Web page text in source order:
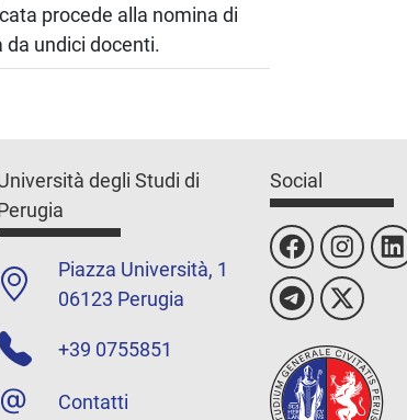
procede alla nomina di
undici docenti.
degli Studi di
Piazza Università, 1
06123 Perugia
+39 0755851
Contatti
Social